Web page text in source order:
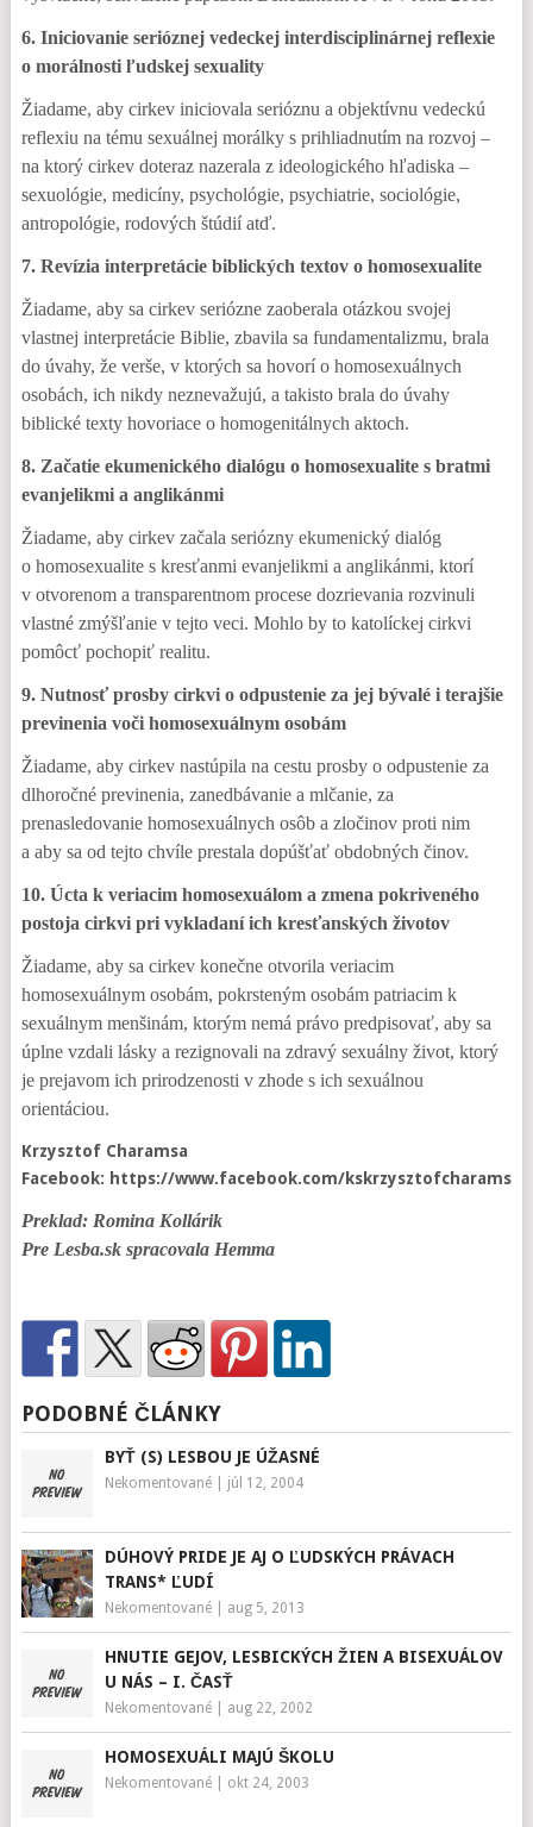
6. Iniciovanie serióznej vedeckej interdisciplinárnej reflexie
o morálnosti ľudskej sexuality
Žiadame, aby cirkev iniciovala serióznu a objektívnu vedeckú
reflexiu na tému sexuálnej morálky s prihliadnutím na rozvoj –
na ktorý cirkev doteraz nazerala z ideologického hľadiska –
sexuológie, medicíny, psychológie, psychiatrie, sociológie,
antropológie, rodových štúdií atď.
7. Revízia interpretácie biblických textov o homosexualite
Žiadame, aby sa cirkev seriózne zaoberala otázkou svojej
vlastnej interpretácie Biblie, zbavila sa fundamentalizmu, brala
do úvahy, že verše, v ktorých sa hovorí o homosexuálnych
osobách, ich nikdy neznevažujú, a takisto brala do úvahy
biblické texty hovoriace o homogenitálnych aktoch.
8. Začatie ekumenického dialógu o homosexualite s bratmi
evanjelikmi a anglikánmi
Žiadame, aby cirkev začala seriózny ekumenický dialóg
o homosexualite s kresťanmi evanjelikmi a anglikánmi, ktorí
v otvorenom a transparentnom procese dozrievania rozvinuli
vlastné zmýšľanie v tejto veci. Mohlo by to katolíckej cirkvi
pomôcť pochopiť realitu.
9. Nutnosť prosby cirkvi o odpustenie za jej bývalé i terajšie
previnenia voči homosexuálnym osobám
Žiadame, aby cirkev nastúpila na cestu prosby o odpustenie za
dlhoročné previnenia, zanedbávanie a mlčanie, za
prenasledovanie homosexuálnych osôb a zločinov proti nim
a aby sa od tejto chvíle prestala dopúšťať obdobných činov.
10. Úcta k veriacim homosexuálom a zmena pokriveného
postoja cirkvi pri vykladaní ich kresťanských životov
Žiadame, aby sa cirkev konečne otvorila veriacim
homosexuálnym osobám, pokrsteným osobám patriacim k
sexuálnym menšinám, ktorým nemá právo predpisovať, aby sa
úplne vzdali lásky a rezignovali na zdravý sexuálny život, ktorý
je prejavom ich prirodzenosti v zhode s ich sexuálnou
orientáciou.
Krzysztof Charamsa
Facebook: https://www.facebook.com/
Preklad: Romina Kollárik
Pre Lesba.sk spracovala Hemma
PODOBNÉ ČLÁNKY
BYŤ (S) LESBOU JE ÚŽASNÉ
Nekomentované| júl 12, 2004
DÚHOVÝ PRIDE JE AJ O ĽUDSKÝCH PRÁVACH
TRANS* ĽUDÍ
Nekomentované| aug 5, 2013
HNUTIE GEJOV, LESBICKÝCH ŽIEN A BISEXUÁLOV
U NÁS – I. ČASŤ
Nekomentované| aug 22, 2002
HOMOSEXUÁLI MAJÚ ŠKOLU
Nekomentované| okt 24, 2003